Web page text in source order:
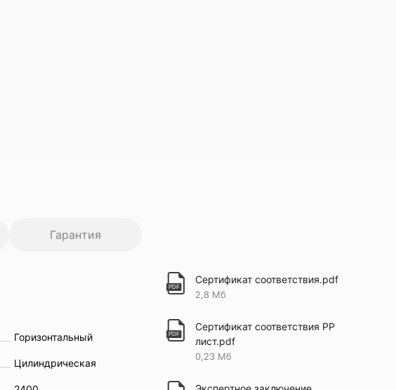
Гарантия
Горизонтальный
Цилиндрическая
Сертификат соответствия.pdf
2,8 Мб
Сертификат соответствия PP
лист.pdf
0,23 Мб